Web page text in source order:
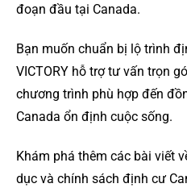
đoạn đầu tại Canada.
Bạn muốn chuẩn bị lộ trình
VICTORY hỗ trợ tư vấn trọn
chương trình phù hợp đến
Canada ổn định cuộc sống.
Khám phá thêm các bài viết
dục và chính sách định cư